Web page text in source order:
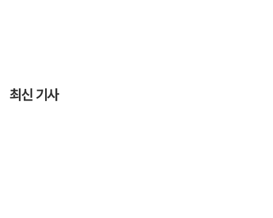
최신 기사